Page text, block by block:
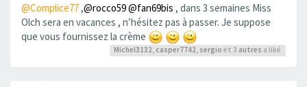
@Complice77 ,@rocco59@fan69bis , dans 3 semaines Miss
Olch sera en vacances , n’hésitez pas à passer. Je suppose
que vous fournissez la crème
Michel3132, casper7742, sergio et 3 autres a liké